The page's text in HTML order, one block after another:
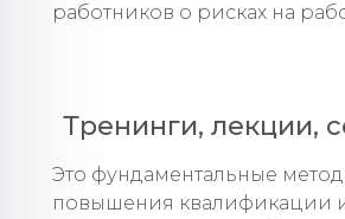
работников о рисках на
Тренинги, лекции,
Это фундаментальные
повышения квалификации